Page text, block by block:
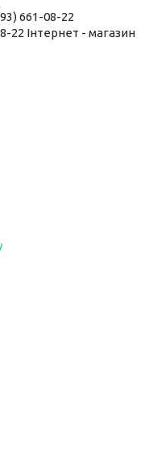
661-08-22
22 Інтернет - магазин